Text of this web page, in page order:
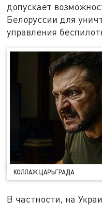
допускает
Белоруссии для
управления
КОЛЛАЖ ЦАРЬГРАДА
В частности, на